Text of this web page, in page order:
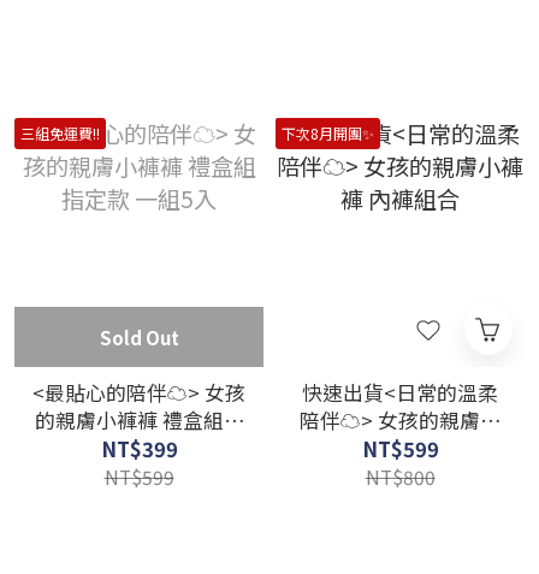
三組免運費!!
Sold Out
<最貼心的陪伴☁️> 女孩
的親膚小褲褲 禮盒組指
定款 一組5入
NT$399
NT$599
下次8月開團✨
快速出貨<日常的溫柔
陪伴☁️> 女孩的親膚小
褲褲 內褲組合
NT$599
NT$800